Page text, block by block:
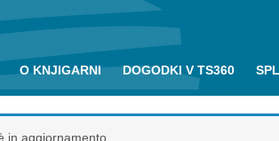
O KNJIGARNI DOGODKI V TS360
in aggiornamento